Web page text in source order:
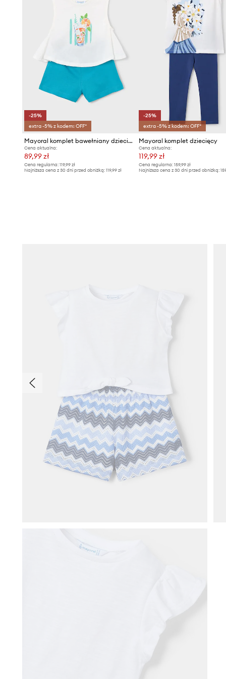
-25%
extra -5% z kodem: OFF*
Mayoral komplet bawełniany dziecięcy
Cena aktualna:
89,99 zł
Cena regularna: 119,99 zł
Najniższa cena z 30 dni przed obniżką: 119,99 zł
-25%
extra -5% z kodem: OFF*
Mayoral komplet dziecięcy
Cena aktualna:
119,99 zł
Cena regularna:159,99 zł
Najniższa cena z 30 dni przed obniżką: